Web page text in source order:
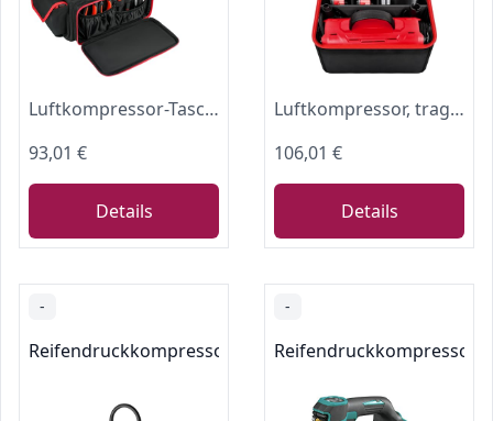
Luftkompressor-Tasche, kompatibel mit Milwaukee M18 Reifenfüller 2848-20
93,01 €
Details
Luftkompressor, tragbare Tasche, kompatibel mit Craftsman V20 Reifenfüller (CMCE520B). Reifenfüller, Reise-Aufbewahrungshalter für Handwerker, 20-V-Batterien und Akku-Ladegerät (nur Box)
106,01 €
Details
-
Reifendruckkompressoren & -pumpen
-